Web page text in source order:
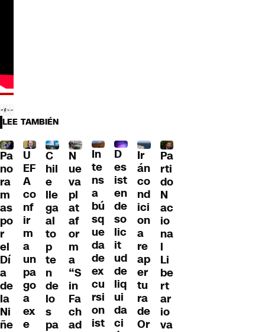
LEE TAMBIÉN
Pa
no
ra
m
as
po
r
el
Dí
a
de
la
Ni
ñe
U
EF
A
co
nf
ir
m
a
un
pa
go
a
ex
e
C
hil
e
lle
ga
al
to
p
te
n
de
lo
s
pa
N
ue
va
pl
at
af
or
m
a
“S
in
Fa
ch
ad
In
te
ns
a
bú
sq
ue
da
de
ex
cu
rsi
on
ist
D
es
ist
en
de
so
lic
it
ud
de
liq
ui
da
ci
Ir
án
co
nd
ici
on
a
re
ap
er
tu
ra
de
Or
Pa
rti
do
N
ac
io
na
l
Li
be
rt
ar
io
va